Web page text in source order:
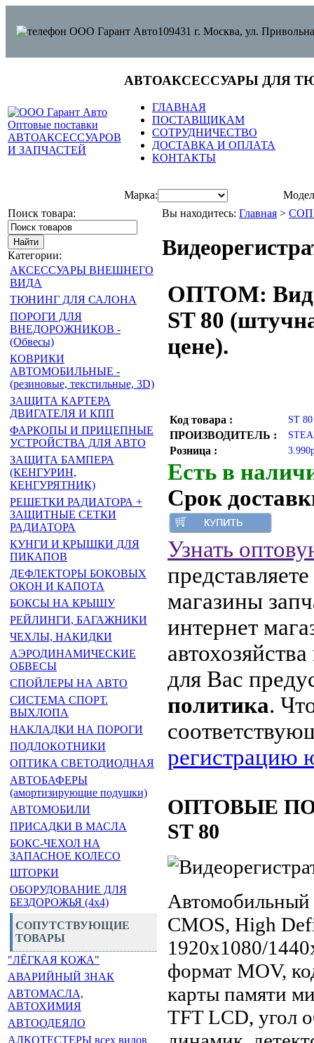
109431 г. Москва, ул.
АВТОАКСЕССУАРЫ ДЛЯ
ГЛАВНАЯ
ПОСТАВЩИКАМ
СОТРУДНИЧЕСТВО
ДОСТАВКА И ОПЛАТА
КОНТАКТЫ
Марка:
Поиск товара:
Категории:
АКСЕССУАРЫ ВНЕШНЕГО
ВИДА
ТЮНИНГ ДЛЯ САЛОНА
ПОРОГИ ДЛЯ
ВНЕДОРОЖНИКОВ -
(Обвесы)
КОВРИКИ
АВТОМОБИЛЬНЫЕ -
(резиновые, текстильные, 3D)
ЗАЩИТА КАРТЕРА
ДВИГАТЕЛЯ И КПП
ФАРКОПЫ И ПРИЦЕПНЫЕ
УСТРОЙСТВА ДЛЯ АВТО
ЗАЩИТА БАМПЕРА
(КЕНГУРИН,
КЕНГУРЯТНИК)
РЕШЕТКИ РАДИАТОРА +
ЗАЩИТНЫЕ СЕТКИ
РАДИАТОРА
КУНГИ И КРЫШКИ ДЛЯ
ПИКАПОВ
ДЕФЛЕКТОРЫ БОКОВЫХ
ОКОН И КАПОТА
БОКСЫ НА КРЫШУ
РЕЙЛИНГИ, БАГАЖНИКИ
ЧЕХЛЫ, НАКИДКИ
АЭРОДИНАМИЧЕСКИЕ
ОБВЕСЫ
СПОЙЛЕРЫ НА АВТО
СИСТЕМА СПОРТ.
ВЫХЛОПА
НАКЛАДКИ НА ПОРОГИ
ПОДЛОКОТНИКИ
ОПТИКА СВЕТОДИОДНАЯ
АВТОБАФЕРЫ
(амортизирующие подушки)
АВТОМОБИЛИ
ПРИСАДКИ В МАСЛА
БОКС-ЧЕХОЛ НА
ЗАПАСНОЕ КОЛЕСО
ШТОРКИ
ОБОРУДОВАНИЕ ДЛЯ
БЕЗДОРОЖЬЯ (4x4)
СОПУТСТВУЮЩИЕ
ТОВАРЫ
"ЛЁГКАЯ КОЖА"
АВАРИЙНЫЙ ЗНАК
АВТОМАСЛА,
АВТОХИМИЯ
АВТООДЕЯЛО
АЛКОТЕСТЕРЫ всех видов
Вы находитесь: Главная >
ОПТОМ:
ST 80
цене).
Код товара : ST 80
ПРОИЗВОДИТЕЛЬ :
Розница :
Есть в
Срок
Узнать
магазины
интернет
для Вас
политика.
регистрацию
ОПТОВЫЕ
ST 80
Автомобильный
CMOS, High
1920х1080/
формат MOV,
карты памяти
TFT LCD, угол